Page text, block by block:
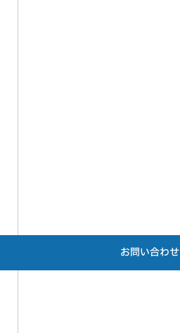
お問い合わせ